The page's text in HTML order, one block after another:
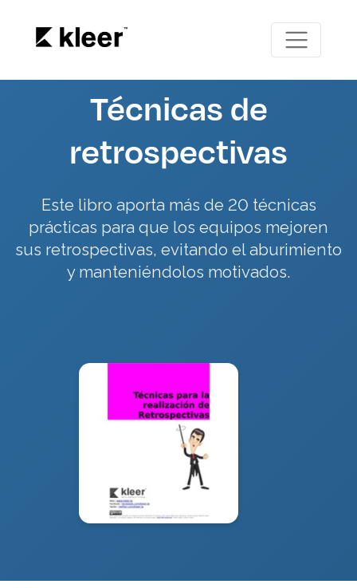
Técnicas de
retrospectivas
Este libro aporta más de 20 técnicas
prácticas para que los equipos mejoren
sus retrospectivas, evitando el aburimiento
y manteniéndolos motivados.